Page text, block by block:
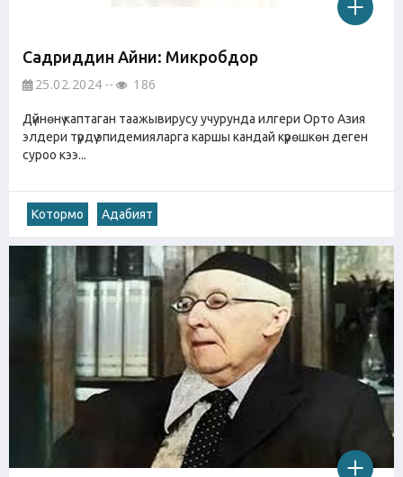
Садриддин Айни: Микробдор
25.02.2024 186
Дүйнөнү каптаган таажывирусу учурунда илгери Орто Азия
элдери түрдүү эпидемияларга каршы кандай күрөшкөн деген
суроо кээ...
Котормо Адабият